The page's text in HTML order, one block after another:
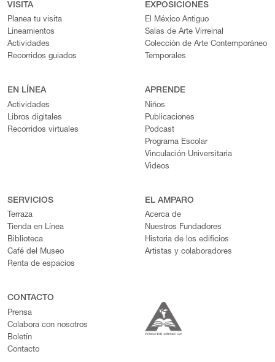
VISITA
Planea tu visita
Lineamientos
Actividades
Recorridos guiados
EXPOSICIONES
El México Antiguo
Salas de Arte Virreinal
Colección de Arte Contemporáneo
Temporales
EN LÍNEA
Actividades
Libros digitales
Recorridos virtuales
APRENDE
Niños
Publicaciones
Podcast
Programa Escolar
Vinculación Universitaria
Videos
SERVICIOS
Terraza
Tienda en Línea
Biblioteca
Café del Museo
Renta de espacios
EL AMPARO
Acerca de
Nuestros Fundadores
Historia de los edificios
Artistas y colaboradores
CONTACTO
Prensa
Colabora con nosotros
Boletín
Contacto